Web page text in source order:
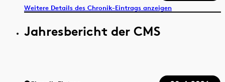
Weitere Details des Chronik-Eintrags anzeigen
Jahresbericht der CMS